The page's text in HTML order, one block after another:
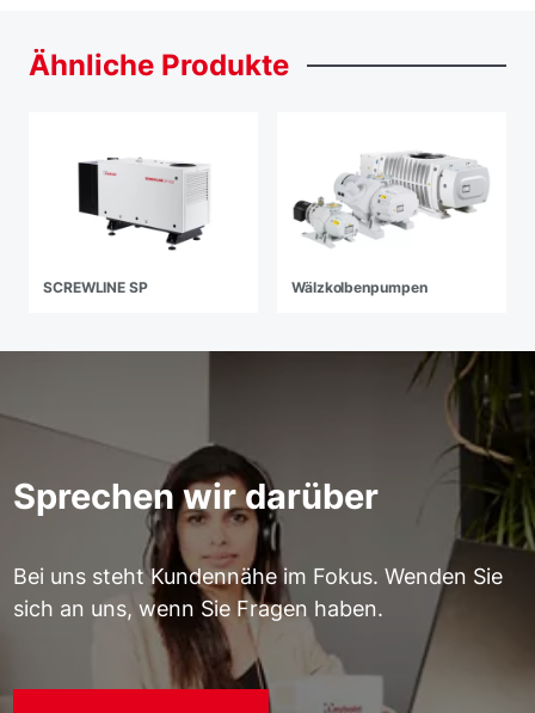
Ähnliche Produkte
SCREWLINE SP Wälzkolbenpumpen
Sprechen wir darüber
Bei uns steht Kundennähe im Fokus. Wenden Sie
sich an uns, wenn Sie Fragen haben.